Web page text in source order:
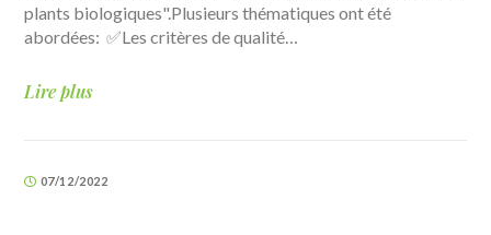
plants biologiques".Plusieurs thématiques ont été
abordées: ✅Les critères de qualité…
Lire plus
07/12/2022